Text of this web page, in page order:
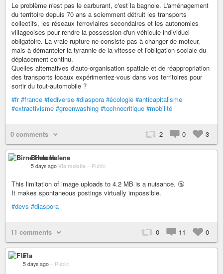
Le problème n'est pas le carburant, c'est la bagnole. L'aménagement
du territoire depuis 70 ans a sciemment détruit les transports
collectifs, les réseaux ferroviaires secondaires et les autonomies
villageoises pour rendre la possession d'un véhicule individuel
obligatoire. La vraie rupture ne consiste pas à changer de moteur,
mais à démanteler la tyrannie de la vitesse et l'obligation sociale du
déplacement continu.
Quelles alternatives d'auto-organisation spatiale et de réappropriation
des transports locaux expérimentez-vous dans vos territoires pour
sortir du tout-automobile ?
#fr #france #fediverse #diaspora #écologie #anticapitalisme
#extractivisme #greenwashing #technocritique #mobilité
0 comments 2 0 3
Birne Helene
5 days ago Via mobile – Public
This limitation of image uploads to 4.2 MB is a nuisance. 🤬
It makes spontaneous postings virtually impossible.
#devs #diaspora
11 comments 0 11 0
Fla
5 days ago – Public